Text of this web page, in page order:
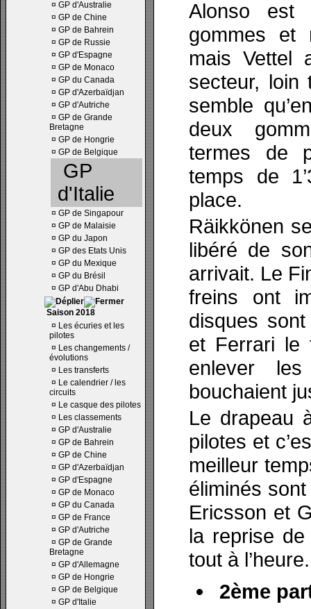
¤ GP d'Australie
¤ GP de Chine
¤ GP de Bahrein
¤ GP de Russie
¤ GP d'Espagne
¤ GP de Monaco
¤ GP du Canada
¤ GP d'Azerbaïdjan
¤ GP d'Autriche
¤ GP de Grande
Bretagne
¤ GP de Hongrie
¤ GP de Belgique
GP
d'Italie
¤ GP de Singapour
¤ GP de Malaisie
¤ GP du Japon
¤ GP des Etats Unis
¤ GP du Mexique
¤ GP du Brésil
¤ GP d'Abu Dhabi
Saison 2018
¤ Les écuries et les
pilotes
¤ Les changements /
évolutions
¤ Les transferts
¤ Le calendrier / les
circuits
¤ Le casque des pilotes
¤ Les classements
¤ GP d'Australie
¤ GP de Bahrein
¤ GP de Chine
¤ GP d'Azerbaïdjan
¤ GP d'Espagne
¤ GP de Monaco
¤ GP du Canada
¤ GP de France
¤ GP d'Autriche
¤ GP de Grande
Bretagne
¤ GP d'Allemagne
¤ GP de Hongrie
¤ GP de Belgique
¤ GP d'Italie
Alonso est
gommes et
mais Vettel
secteur, loin
semble
deux
termes de
temps de
place.
Räikkönen
libéré de
arrivait. Le
freins ont
disques
et Ferrari le
enlever
bouchaient
Le drapeau
pilotes et
meilleur
éliminés
Ericsson et
la reprise
tout à l’heure.
2ème